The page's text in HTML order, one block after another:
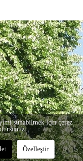
sunabilmek için çerez
Özelleştir